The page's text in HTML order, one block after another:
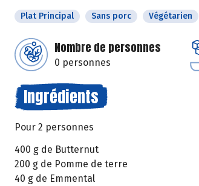
Plat Principal Sans porc Végétarien
Nombre de personnes
0 personnes
Ingrédients
Pour 2 personnes
400 g de Butternut
200 g de Pomme de terre
40 g de Emmental